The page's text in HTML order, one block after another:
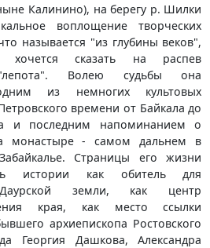
Калинино), на берегу р. Шилки
воплощение творческих
называется "из глубины веков",
сказать на распев
"лепота". Волею судьбы она
из немногих культовых
времени от Байкала до
и последним напоминанием о
монастыре - самом дальнем в
Страницы его жизни
истории как обитель для
Даурской земли, как центр
края, как место ссылки
архиепископа Ростовского
Георгия Дашкова, Александра